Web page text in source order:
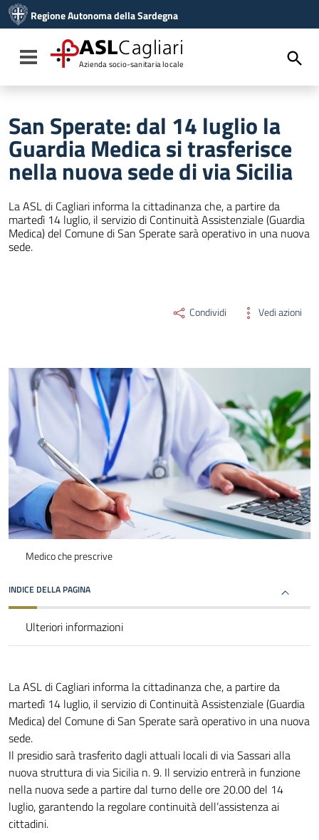
Vai al menu di navigazione
Vai al footer
Regione Autonoma della Sardegna
Toggle navigation
ASLCagliari
Azienda socio-sanitaria locale
San Sperate: dal 14 luglio la
Guardia Medica si trasferisce
nella nuova sede di via Sicilia
La ASL di Cagliari informa la cittadinanza che, a partire da
martedì 14 luglio, il servizio di Continuità Assistenziale (Guardia
Medica) del Comune di San Sperate sarà operativo in una nuova
sede.
Condividi Vedi azioni
Medico che prescrive
INDICE DELLA PAGINA
Ulteriori informazioni
La ASL di Cagliari informa la cittadinanza che, a partire da
martedì 14 luglio, il servizio di Continuità Assistenziale (Guardia
Medica) del Comune di San Sperate sarà operativo in una nuova
sede.
Il presidio sarà trasferito dagli attuali locali di via Sassari alla
nuova struttura di via Sicilia n. 9. Il servizio entrerà in funzione
nella nuova sede a partire dal turno delle ore 20.00 del 14
luglio, garantendo la regolare continuità dell’assistenza ai
cittadini.